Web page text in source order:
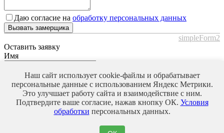
Даю согласие на обработку персональных данных
Вызвать замерщика
simpleForm2
Оставить заявку
Имя
Телефон*
Ваше сообщение
обработку персональных данных
Наш сайт использует cookie-файлы и обрабатывает
персональные данные с использованием Яндекс Метрики.
Это улучшает работу сайта и взаимодействие с ним.
Подтвердите ваше согласие, нажав кнопку ОК. Условия
обработки персональных данных.